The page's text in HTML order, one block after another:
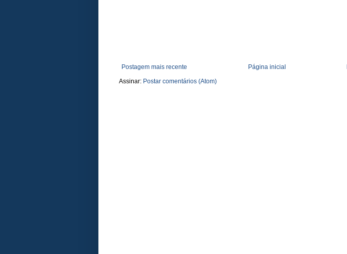
Postagem mais recente
Página inicial
Assinar: Postar comentários (Atom)